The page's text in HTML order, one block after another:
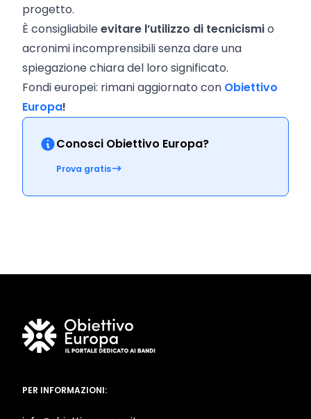
progetto.
È consigliabileevitare l’utilizzo di tecnicismio
acronimi incomprensibili senza dare una
spiegazione chiara del loro significato.
Fondi europei: rimani aggiornato con Obiettivo
Europa!
Conosci Obiettivo Europa?
Prova gratis
PER INFORMAZIONI: